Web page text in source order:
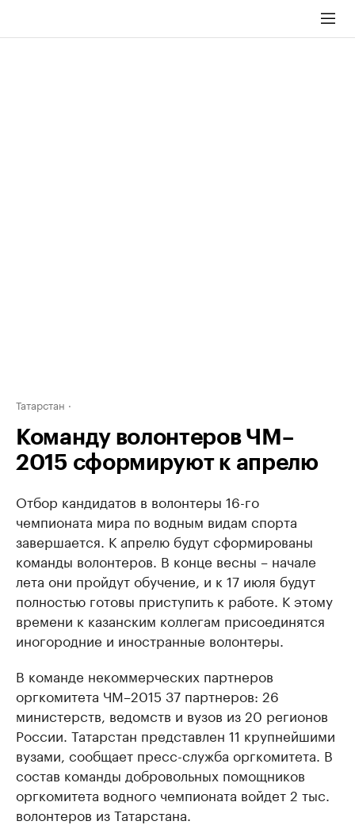
Татарстан
Команду волонтеров ЧМ–
2015 сформируют к апрелю
Отбор кандидатов в волонтеры 16-го
чемпионата мира по водным видам спорта
завершается. К апрелю будут сформированы
команды волонтеров. В конце весны – начале
лета они пройдут обучение, и к 17 июля будут
полностью готовы приступить к работе. К этому
времени к казанским коллегам присоединятся
иногородние и иностранные волонтеры.
В команде некоммерческих партнеров
оргкомитета ЧМ–2015 37 партнеров: 26
министерств, ведомств и вузов из 20 регионов
России. Татарстан представлен 11 крупнейшими
вузами, сообщает пресс-служба оргкомитета. В
состав команды добровольных помощников
оргкомитета водного чемпионата войдет 2 тыс.
волонтеров из Татарстана.